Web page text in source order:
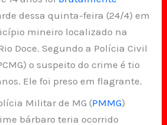
dessa quinta-feira (24/4) em
mineiro localizado na
Doce. Segundo a Polícia Civil
o suspeito do crime é tio
Ele foi preso em flagrante.
Militar de MG (PMMG)
bárbaro teria ocorrido